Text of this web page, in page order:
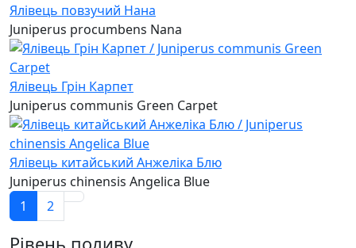
Ялівець повзучий Нана
Juniperus procumbens Nana
Ялівець Грін Карпет
Juniperus communis Green Carpet
Ялівець китайський Анжеліка Блю
Juniperus chinensis Angelica Blue
1
2